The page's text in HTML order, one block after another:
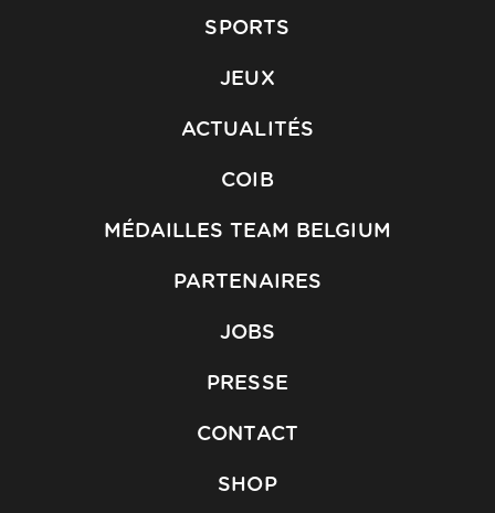
SPORTS
JEUX
ACTUALITÉS
COIB
MÉDAILLES TEAM BELGIUM
PARTENAIRES
JOBS
PRESSE
CONTACT
SHOP